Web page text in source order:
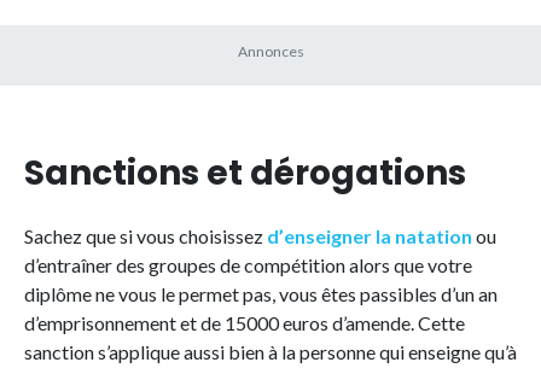
Sanctions et dérogations
Sachez que si vous choisissez d’enseigner la natation ou
d’entraîner des groupes de compétition alors que votre
diplôme ne vous le permet pas, vous êtes passibles d’un an
d’emprisonnement et de 15000 euros d’amende. Cette
sanction s’applique aussi bien à la personne qui enseigne qu’à